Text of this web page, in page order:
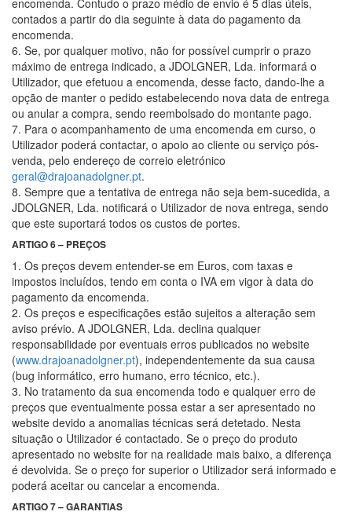
encomenda. Contudo o prazo médio de envio é 5 dias úteis,
contados a partir do dia seguinte à data do pagamento da
encomenda.
6. Se, por qualquer motivo, não for possível cumprir o prazo
máximo de entrega indicado, a JDOLGNER, Lda. informará o
Utilizador, que efetuou a encomenda, desse facto, dando-lhe a
opção de manter o pedido estabelecendo nova data de entrega
ou anular a compra, sendo reembolsado do montante pago.
7. Para o acompanhamento de uma encomenda em curso, o
Utilizador poderá contactar, o apoio ao cliente ou serviço pós-
venda, pelo endereço de correio eletrónico
geral@drajoanadolgner.pt.
8. Sempre que a tentativa de entrega não seja bem-sucedida, a
JDOLGNER, Lda. notificará o Utilizador de nova entrega, sendo
que este suportará todos os custos de portes.
ARTIGO 6 – PREÇOS
1. Os preços devem entender-se em Euros, com taxas e
impostos incluídos, tendo em conta o IVA em vigor à data do
pagamento da encomenda.
2. Os preços e especificações estão sujeitos a alteração sem
aviso prévio. A JDOLGNER, Lda. declina qualquer
responsabilidade por eventuais erros publicados no website
(www.drajoanadolgner.pt), independentemente da sua causa
(bug informático, erro humano, erro técnico, etc.).
3. No tratamento da sua encomenda todo e qualquer erro de
preços que eventualmente possa estar a ser apresentado no
website devido a anomalias técnicas será detetado. Nesta
situação o Utilizador é contactado. Se o preço do produto
apresentado no website for na realidade mais baixo, a diferença
é devolvida. Se o preço for superior o Utilizador será informado e
poderá aceitar ou cancelar a encomenda.
ARTIGO 7 – GARANTIAS